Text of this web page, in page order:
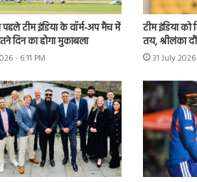
पहले टीम इंडिया के वॉर्म-अप मैच में
दिन का होगा मुकाबला
- 6:11 PM
टीम इंडिया को
तय, श्रीलंका
31 July